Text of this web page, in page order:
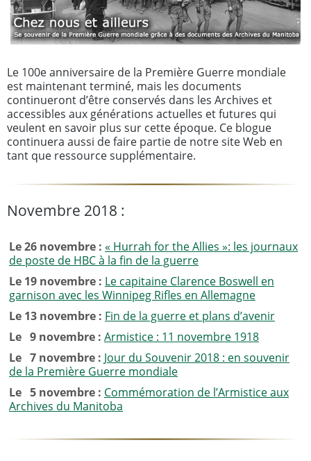
Le 100e anniversaire de la Première Guerre mondiale
est maintenant terminé, mais les documents
continueront d’être conservés dans les Archives et
accessibles aux générations actuelles et futures qui
veulent en savoir plus sur cette époque. Ce blogue
continuera aussi de faire partie de notre site Web en
tant que ressource supplémentaire.
Novembre 2018 :
Le 26 novembre : « Hurrah for the Allies »: les journaux
de poste de HBC à la fin de la guerre
Le 19 novembre : Le capitaine Clarence Boswell en
garnison avec les Winnipeg Rifles en Allemagne
Le 13 novembre : Fin de la guerre et plans d’avenir
Le 9 novembre : Armistice : 11 novembre 1918
Le 7 novembre : Jour du Souvenir 2018 : en souvenir
de la Première Guerre mondiale
Le 5 novembre : Commémoration de l’Armistice aux
Archives du Manitoba